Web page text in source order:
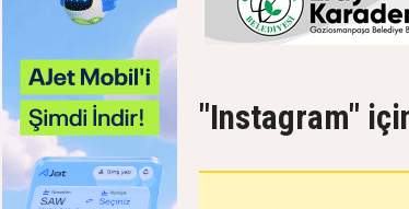
"Instagram"